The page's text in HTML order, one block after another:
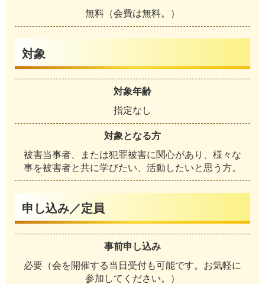
無料（会費は無料。）
対象
対象年齢
指定なし
対象となる方
被害当事者、または犯罪被害に関心があり、様々な
事を被害者と共に学びたい、活動したいと思う方。
申し込み／定員
事前申し込み
必要（会を開催する当日受付も可能です。お気軽に
参加してください。）